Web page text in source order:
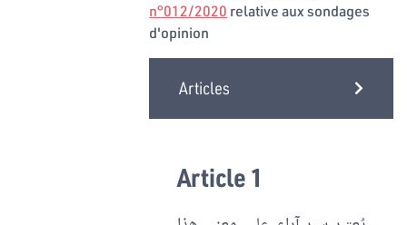
n°012/2020 relative aux sondages
d'opinion
Articles
Article 1